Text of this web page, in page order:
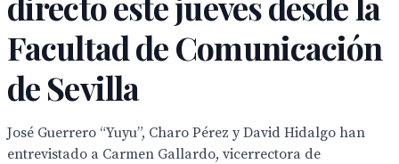
Facultad de Comunicación
de Sevilla
José Guerrero “Yuyu”, Charo Pérez y David Hidalgo han
entrevistado a Carmen Gallardo, vicerrectora de